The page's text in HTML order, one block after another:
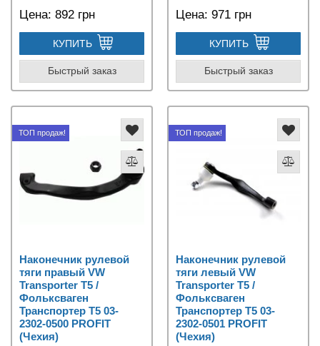
Цена: 892 грн
КУПИТЬ
Быстрый заказ
Цена: 971 грн
КУПИТЬ
Быстрый заказ
ТОП продаж!
Наконечник рулевой
тяги правый VW
Transporter T5 /
Фольксваген
Транспортер Т5 03-
2302-0500 PROFIT
(Чехия)
ТОП продаж!
Наконечник рулевой
тяги левый VW
Transporter T5 /
Фольксваген
Транспортер Т5 03-
2302-0501 PROFIT
(Чехия)